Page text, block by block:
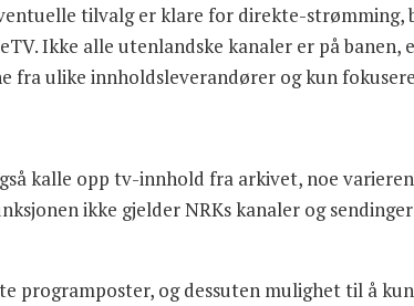
tilvalg er klare for direkte-strømming,
Ikke alle utenlandske kanaler er på
fra ulike innholdsleverandører og kun
kalle opp tv-innhold fra arkivet, noe
ikke gjelder NRKs kanaler og
programposter, og dessuten mulighet til å